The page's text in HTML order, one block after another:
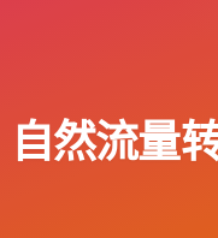
自然流量